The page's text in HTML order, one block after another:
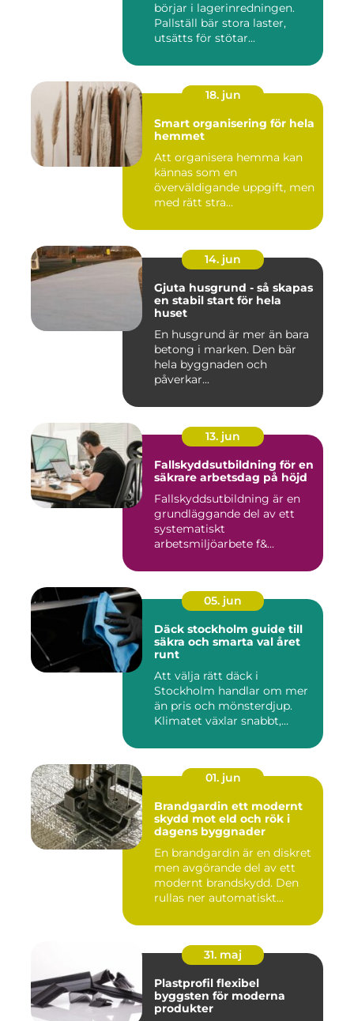
börjar i lagerinredningen.
Pallställ bär stora laster,
utsätts för stötar...
18. jun
Smart organisering för hela
hemmet
Att organisera hemma kan
kännas som en
överväldigande uppgift, men
med rätt stra...
14. jun
Gjuta husgrund - så skapas
en stabil start för hela
huset
En husgrund är mer än bara
betong i marken. Den bär
hela byggnaden och
påverkar...
13. jun
Fallskyddsutbildning för en
säkrare arbetsdag på höjd
Fallskyddsutbildning är en
grundläggande del av ett
systematiskt
arbetsmiljöarbete f&...
05. jun
Däck stockholm guide till
säkra och smarta val året
runt
Att välja rätt däck i
Stockholm handlar om mer
än pris och mönsterdjup.
Klimatet växlar snabbt,
01. jun
Brandgardin ett modernt
skydd mot eld och rök i
dagens byggnader
En brandgardin är en diskret
men avgörande del av ett
modernt brandskydd. Den
rullas ner automatiskt...
31. maj
Plastprofil flexibel
byggsten för moderna
produkter